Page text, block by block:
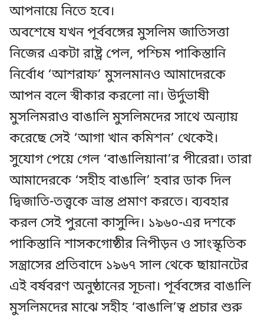
আপনায়ে নিতে হবে।
অবশেষে যখন পূর্ববঙ্গের মুসলিম জাতিসত্তা
নিজের একটা রাষ্ট্র পেল, পশ্চিম পাকিস্তানি
নির্বোধ ‘আশরাফ’ মুসলমানও আমাদেরকে
আপন বলে স্বীকার করলো না। উর্দুভাষী
মুসলিমরাও বাঙালি মুসলিমদের সাথে অন্যায়
করেছে সেই ‘আগা খান কমিশন’ থেকেই।
সুযোগ পেয়ে গেল ‘বাঙালিয়ানা’র পীরেরা। তারা
আমাদেরকে ‘সহীহ বাঙালি’ হবার ডাক দিল
দ্বিজাতি-তত্ত্বকে ভ্রান্ত প্রমাণ করতে। ব্যবহার
করল সেই পুরনো কাসুন্দি। ১৯৬০-এর দশকে
পাকিস্তানি শাসকগোষ্ঠীর নিপীড়ন ও সাংস্কৃতিক
সন্ত্রাসের প্রতিবাদে ১৯৬৭ সাল থেকে ছায়ানটের
এই বর্ষবরণ অনুষ্ঠানের সূচনা। পূর্ববঙ্গের বাঙালি
মুসলিমদের মাঝে সহীহ ‘বাঙালি’ত্ব প্রচার শুরু